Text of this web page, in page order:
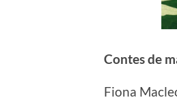
Contes de
Fiona